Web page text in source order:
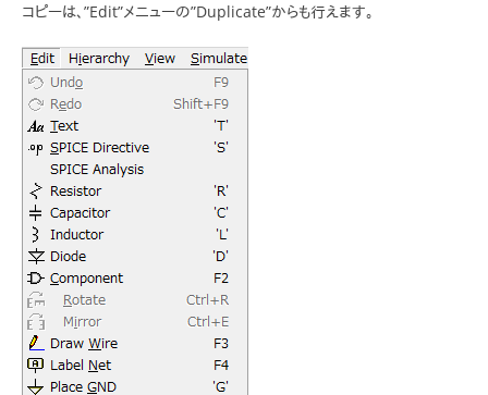
コピーは、”Edit”メニューの”Duplicate”からも行えます。